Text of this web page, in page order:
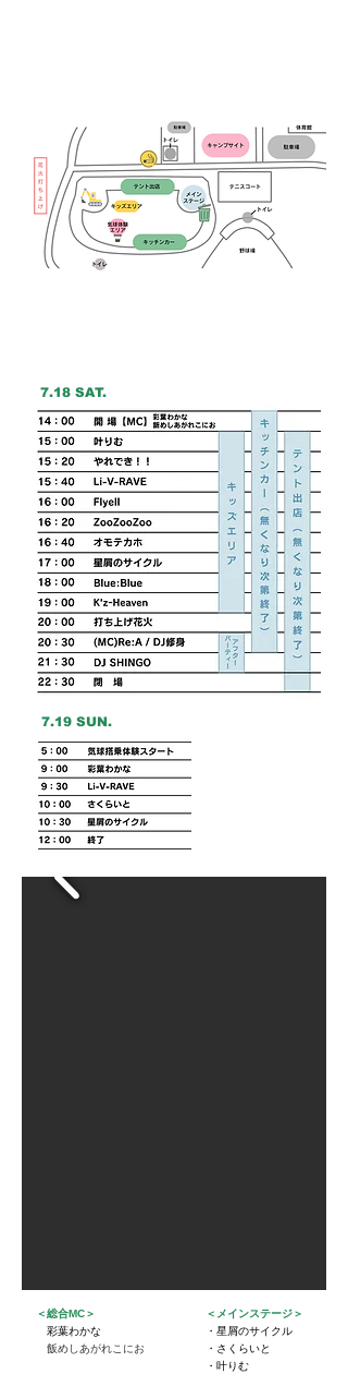
​7.18 SAT.
​7.19 SUN.
＜総合MC＞
彩葉わかな
飯めしあがれこにお
＜メインステージ＞
・星屑のサイクル
​・さくらいと
・叶りむ